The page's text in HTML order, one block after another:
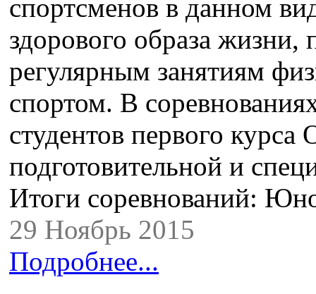
спортсменов в данном
здорового образа
регулярным занятиям
спортом. В
студентов первого
подготовительной и
Итоги соревнований:
29 Ноябрь 2015
Подробнее...